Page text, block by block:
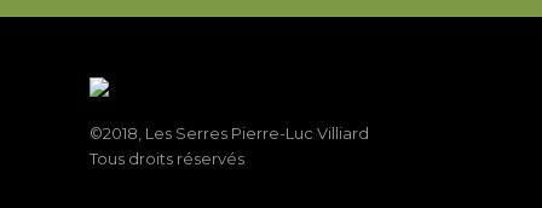
©2018, Les Serres Pierre-Luc Villiard
Tous droits réservés